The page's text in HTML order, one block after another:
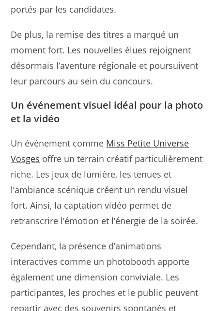
portés par les candidates.
De plus, la remise des titres a marqué un
moment fort. Les nouvelles élues rejoignent
désormais l’aventure régionale et poursuivent
leur parcours au sein du concours.
Un événement visuel idéal pour la photo
et la vidéo
Un événement comme Miss Petite Universe
Vosges offre un terrain créatif particulièrement
riche. Les jeux de lumière, les tenues et
l’ambiance scénique créent un rendu visuel
fort. Ainsi, la captation vidéo permet de
retranscrire l’émotion et l’énergie de la soirée.
Cependant, la présence d’animations
interactives comme un photobooth apporte
également une dimension conviviale. Les
participantes, les proches et le public peuvent
repartir avec des souvenirs spontanés et